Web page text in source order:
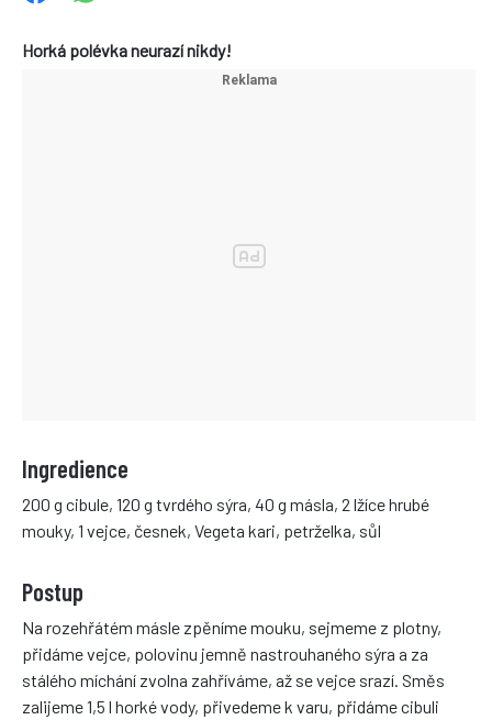
Horká polévka neurazí nikdy!
Ingredience
200 g cibule, 120 g tvrdého sýra, 40 g másla, 2 lžíce hrubé
mouky, 1 vejce, česnek, Vegeta kari, petrželka, sůl
Postup
Na rozehřátém másle zpěníme mouku, sejmeme z plotny,
přidáme vejce, polovinu jemně nastrouhaného sýra a za
stálého míchání zvolna zahříváme, až se vejce srazí. Směs
zalijeme 1,5 l horké vody, přivedeme k varu, přidáme cibuli